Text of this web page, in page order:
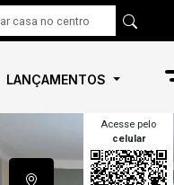
LANÇAMENTOS
Acesse pelo
celular